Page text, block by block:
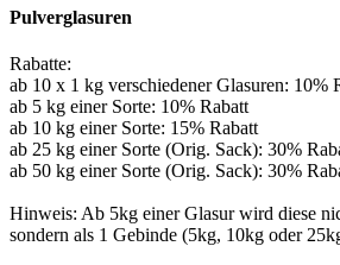
Pulverglasuren
Rabatte:
ab 10 x 1 kg verschiedener Glasuren: 10%
ab 5 kg einer Sorte: 10% Rabatt
ab 10 kg einer Sorte: 15% Rabatt
ab 25 kg einer Sorte (Orig. Sack): 30%
ab 50 kg einer Sorte (Orig. Sack): 30%
Hinweis: Ab 5kg einer Glasur wird diese
sondern als 1 Gebinde (5kg, 10kg oder